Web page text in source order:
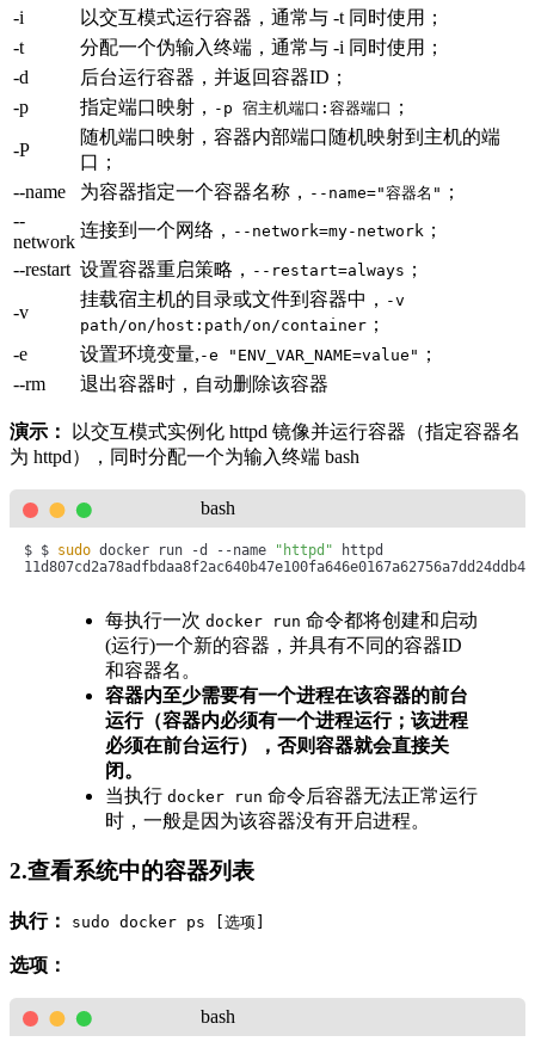
-i
以交互模式运行容器，通常与 -t 同时使用；
-t
分配一个伪输入终端，通常与 -i 同时使用；
-d
后台运行容器，并返回容器ID；
-p
指定端口映射， -p 宿主机端口:容器端口 ；
-P
随机端口映射，容器内部端口随机映射到主机的端
口；
--name
为容器指定一个容器名称， --name="容器名" ；
--
network
连接到一个网络， --network=my-network ；
--restart 设置容器重启策略， --restart=always ；
-v
挂载宿主机的目录或文件到容器中， -v
path/on/host:path/on/container ；
-e
设置环境变量, -e "ENV_VAR_NAME=value" ；
--rm
退出容器时，自动删除该容器
演示：
以交互模式实例化 httpd 镜像并运行容器（指定容器名
为 httpd），同时分配一个为输入终端 bash
bash
$ $ sudo docker run -d --name "httpd" httpd
每执行一次 docker run 命令都将创建和启动
(运行)一个新的容器，并具有不同的容器ID
和容器名。
容器内至少需要有一个进程在该容器的前台
运行（容器内必须有一个进程运行；该进程
必须在前台运行），否则容器就会直接关
闭。
当执行 docker run 命令后容器无法正常运行
时，一般是因为该容器没有开启进程。
2.查看系统中的容器列表
执行： sudo docker ps [选项]
选项：
bash